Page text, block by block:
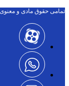
تمامی حقوق مادی و